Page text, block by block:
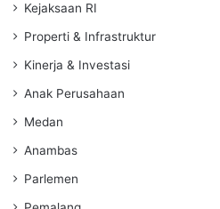
Kejaksaan RI
Properti & Infrastruktur
Kinerja & Investasi
Anak Perusahaan
Medan
Anambas
Parlemen